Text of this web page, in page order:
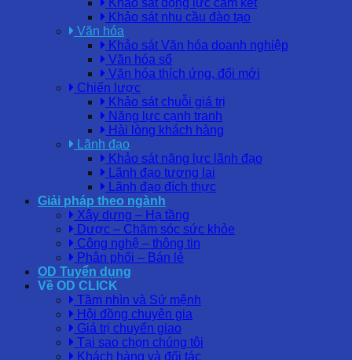
Khảo sát động lực cam kết
Khảo sát nhu cầu đào tạo
Văn hóa
Khảo sát Văn hóa doanh nghiệp
Văn hóa số
Văn hóa thích ứng, đổi mới
Chiến lược
Khảo sát chuỗi giá trị
Năng lực cạnh tranh
Hài lòng khách hàng
Lãnh đạo
Khảo sát năng lực lãnh đạo
Lãnh đạo tương lai
Lãnh đạo đích thực
Giải pháp theo ngành
Xây dựng – Hạ tầng
Dược – Chăm sóc sức khỏe
Công nghệ – thông tin
Phân phối – Bán lẻ
OD Tuyển dụng
Về OD CLICK
Tầm nhìn và Sứ mệnh
Hội đồng chuyên gia
Giá trị chuyển giao
Tại sao chọn chúng tôi
Khách hàng và đối tác